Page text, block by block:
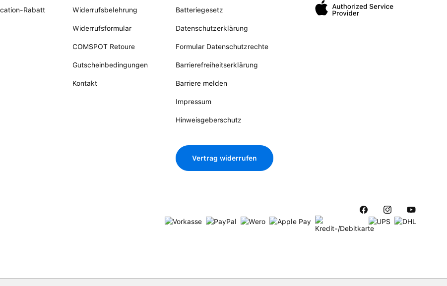
Rabatt Widerrufsbelehrung
Widerrufsformular
COMSPOT Retoure
Gutscheinbedingungen
Kontakt
Batteriegesetz
Datenschutzerklärung
Formular Datenschutzrechte
Barrierefreiheitserklärung
Barriere melden
Impressum
Hinweisgeberschutz
Vertrag widerrufen